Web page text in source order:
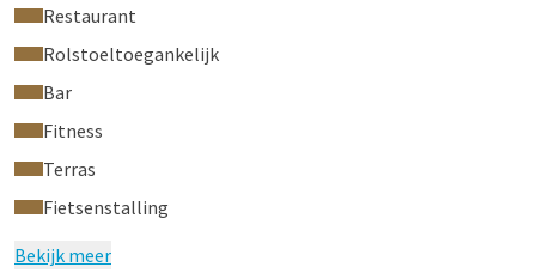
Restaurant
Rolstoeltoegankelijk
Bar
Fitness
Terras
Fietsenstalling
Bekijk meer